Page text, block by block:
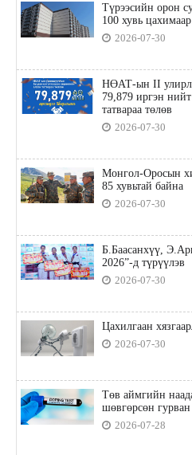
Түрээсийн орон
100 хувь
2026-07-30
НӨАТ-ын II
79,879 иргэн
татвараа төлөв
2026-07-30
Монгол-Оросын
85 хувьтай байна
2026-07-30
Б.Баасанхүү,
2026”-д түрүүлэв
2026-07-30
Цахилгаан
2026-07-30
Төв аймгийн
шөвгөрсөн
2026-07-28